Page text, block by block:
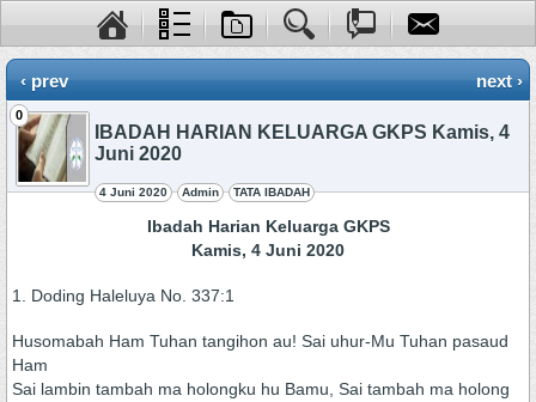
‹ prev next ›
0
IBADAH HARIAN KELUARGA GKPS Kamis, 4
Juni 2020
4 Juni 2020 Admin TATA IBADAH
Ibadah Harian Keluarga GKPS
Kamis, 4 Juni 2020
1. Doding Haleluya No. 337:1
Husomabah Ham Tuhan tangihon au! Sai uhur-Mu Tuhan pasaud
Ham
Sai lambin tambah ma holongku hu Bamu, Sai tambah ma holong